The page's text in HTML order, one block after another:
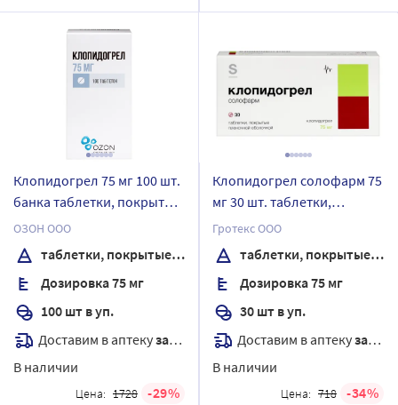
Клопидогрел 75 мг 100 шт.
банка таблетки, покрытые
пленочной оболочкой
ОЗОН ООО
таблетки, покрытые пленочной оболочкой
Дозировка 75 мг
100 шт в уп.
Доставим в аптекузавтра
В наличии
Цена: 1728 29
Клопидогрел солофарм 75
мг 30 шт. таблетки,
покрытые пленочной
оболочкой
Гротекс ООО
таблетки, покрытые пленочной оболочкой
Дозировка 75 мг
30 шт в уп.
Доставим в аптекузавтра
В наличии
Цена: 718 34